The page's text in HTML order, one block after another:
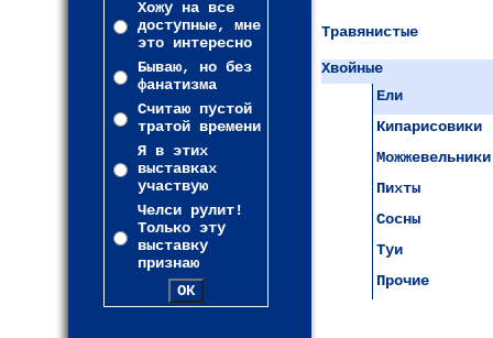
Хожу на все
доступные, мне
это интересно
Бываю, но без
фанатизма
Считаю пустой
тратой времени
Я в этих
выставках
участвую
Челси рулит!
Только эту
выставку
признаю
Травянистые
Хвойные
Ели
Кипарисовики
Можжевельники
Пихты
Сосны
Туи
Прочие